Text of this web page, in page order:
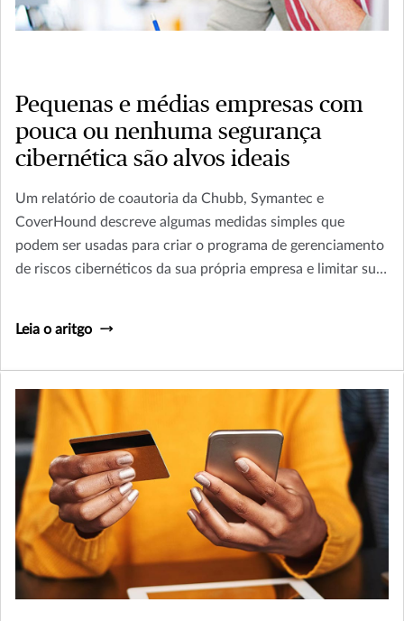
Pequenas e médias empresas com
pouca ou nenhuma segurança
cibernética são alvos ideais
Um relatório de coautoria da Chubb, Symantec e
CoverHound descreve algumas medidas simples que
podem ser usadas para criar o programa de gerenciamento
de riscos cibernéticos da sua própria empresa e limitar sua
Leia o aritgo